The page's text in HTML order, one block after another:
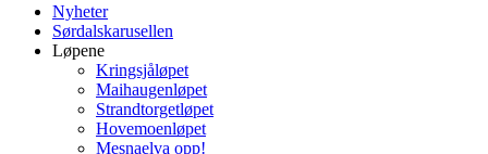
Nyheter
Sørdalskarusellen
Løpene
Kringsjåløpet
Maihaugenløpet
Strandtorgetløpet
Hovemoenløpet
Mesnaelva opp!